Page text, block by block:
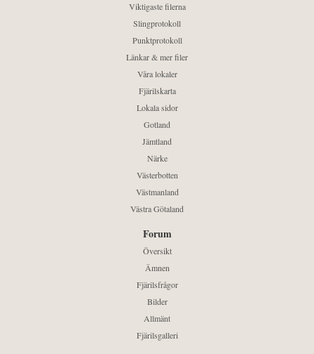
Viktigaste filerna
Slingprotokoll
Punktprotokoll
Länkar & mer filer
Våra lokaler
Fjärilskarta
Lokala sidor
Gotland
Jämtland
Närke
Västerbotten
Västmanland
Västra Götaland
Forum
Översikt
Ämnen
Fjärilsfrågor
Bilder
Allmänt
Fjärilsgalleri